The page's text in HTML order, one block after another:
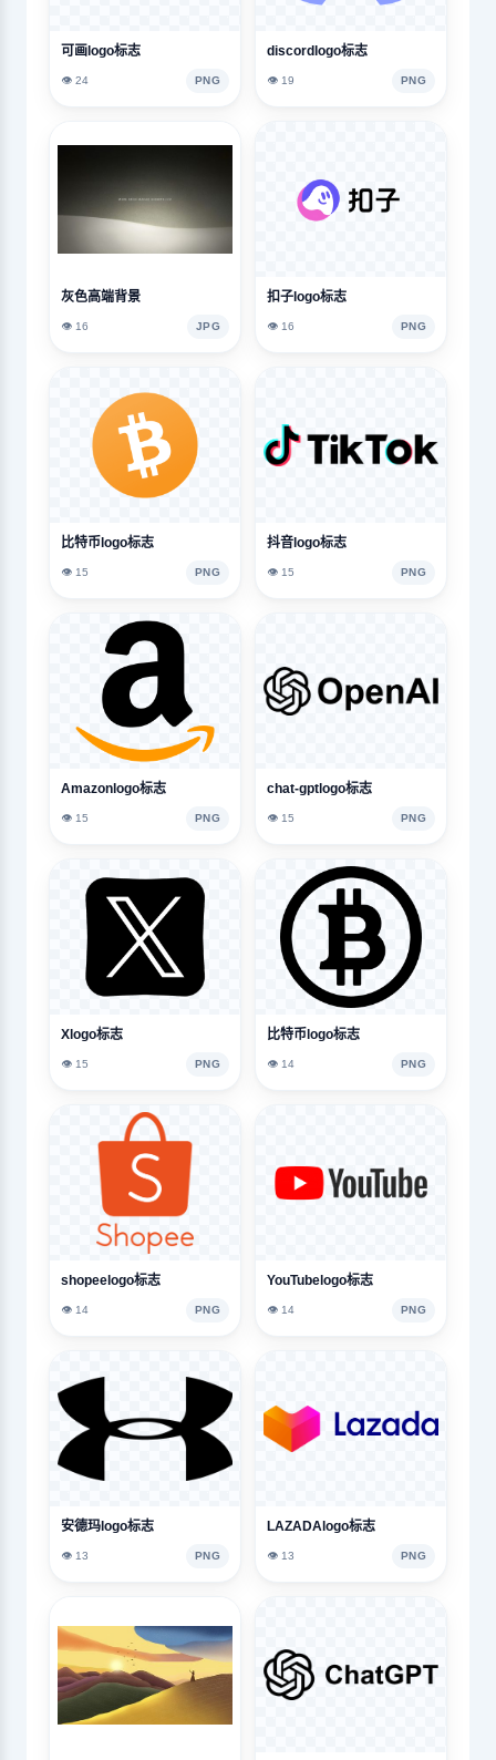
可画logo标志
👁️ 24 PNG
discordlogo标志
👁️ 19 PNG
灰色高端背景
👁️ 16 JPG
扣子logo标志
👁️ 16 PNG
比特币logo标志
👁️ 15 PNG
抖音logo标志
👁️ 15 PNG
Amazonlogo标志
👁️ 15 PNG
chat-gptlogo标志
👁️ 15 PNG
Xlogo标志
👁️ 15 PNG
比特币logo标志
👁️ 14 PNG
shopeelogo标志
👁️ 14 PNG
YouTubelogo标志
👁️ 14 PNG
安德玛logo标志
👁️ 13 PNG
LAZADAlogo标志
👁️ 13 PNG